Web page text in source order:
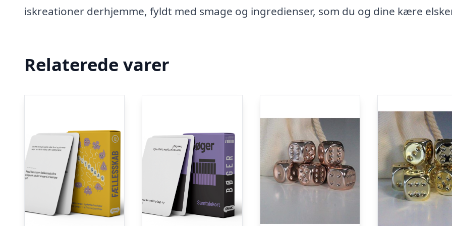
iskreationer derhjemme, fyldt med smage og ingredienser, som du og dine kære
Relaterede varer